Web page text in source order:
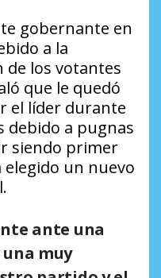
gobernante en
a la
de los votantes
que le quedó
el líder durante
debido a pugnas
siendo primer
un nuevo
ante una
muy